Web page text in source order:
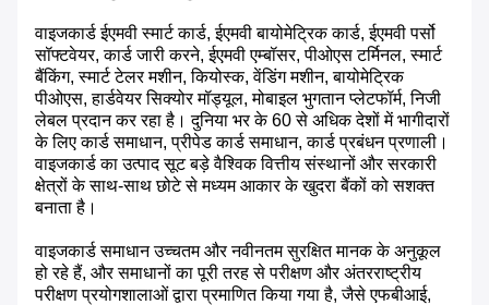
वाइजकार्ड ईएमवी स्मार्ट कार्ड, ईएमवी बायोमेट्रिक कार्ड, ईएमवी पर्सो
सॉफ्टवेयर, कार्ड जारी करने, ईएमवी एम्बॉसर, पीओएस टर्मिनल, स्मार्ट
बैंकिंग, स्मार्ट टेलर मशीन, कियोस्क, वेंडिंग मशीन, बायोमेट्रिक
पीओएस, हार्डवेयर सिक्योर मॉड्यूल, मोबाइल भुगतान प्लेटफॉर्म, निजी
लेबल प्रदान कर रहा है। दुनिया भर के 60 से अधिक देशों में भागीदारों
के लिए कार्ड समाधान, प्रीपेड कार्ड समाधान, कार्ड प्रबंधन प्रणाली।
वाइजकार्ड का उत्पाद सूट बड़े वैश्विक वित्तीय संस्थानों और सरकारी
क्षेत्रों के साथ-साथ छोटे से मध्यम आकार के खुदरा बैंकों को सशक्त
बनाता है।
वाइजकार्ड समाधान उच्चतम और नवीनतम सुरक्षित मानक के अनुकूल
हो रहे हैं, और समाधानों का पूरी तरह से परीक्षण और अंतरराष्ट्रीय
परीक्षण प्रयोगशालाओं द्वारा प्रमाणित किया गया है, जैसे एफबीआई,